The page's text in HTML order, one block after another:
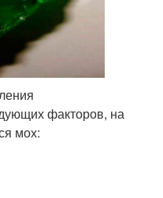
факторов, на
мох: